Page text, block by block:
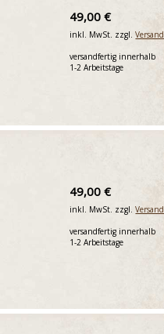
49,00 €
inkl. MwSt. zzgl.Versand
versandfertig innerhalb
1-2 Arbeitstage
49,00 €
inkl. MwSt. zzgl.Versand
versandfertig innerhalb
1-2 Arbeitstage